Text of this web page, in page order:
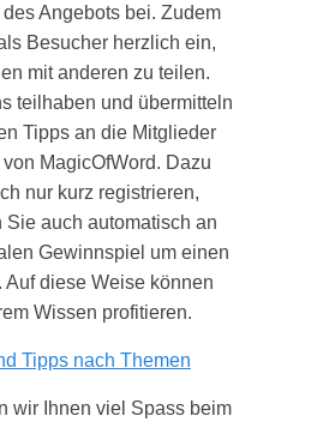
Angebots bei. Zudem
Besucher herzlich ein,
mit anderen zu teilen.
teilhaben und übermitteln
Tipps an die Mitglieder
MagicOfWord. Dazu
nur kurz registrieren,
Sie auch automatisch an
Gewinnspiel um einen
Auf diese Weise können
Wissen profitieren.
Tipps nach Themen
wir Ihnen viel Spass beim